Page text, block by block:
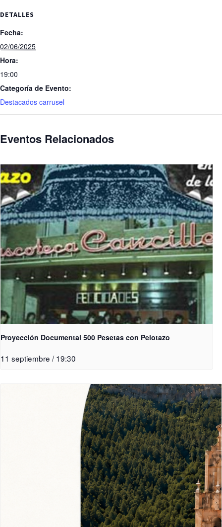
DETALLES
Fecha:
02/06/2025
Hora:
19:00
Categoría de Evento:
Destacados carrusel
Eventos Relacionados
Proyección Documental 500 Pesetas con Pelotazo
11 septiembre / 19:30